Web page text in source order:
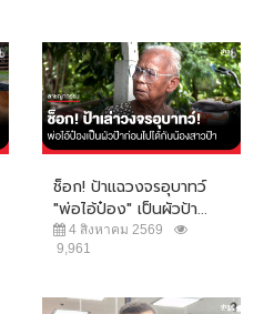
ช็อก! ป้าแฉวงจรอุบาทว์
"พ่อไอ้ป๋อง" เป็นผัวป้า...
4 สิงหาคม 2569
9,961